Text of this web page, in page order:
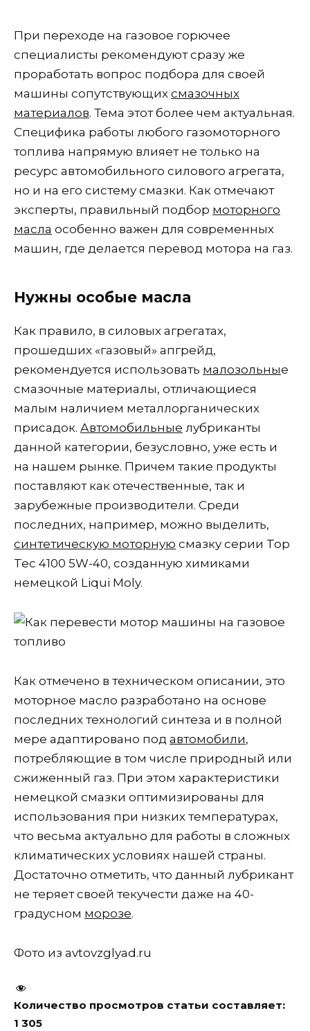
При переходе на газовое горючее
специалисты рекомендуют сразу же
проработать вопрос подбора для своей
машины сопутствующих смазочных
материалов. Тема этот более чем актуальная.
Специфика работы любого газомоторного
топлива напрямую влияет не только на
ресурс автомобильного силового агрегата,
но и на его систему смазки. Как отмечают
эксперты, правильный подбор моторного
масла особенно важен для современных
машин, где делается перевод мотора на газ.
Нужны особые масла
Как правило, в силовых агрегатах,
прошедших «газовый» апгрейд,
рекомендуется использовать малозольные
смазочные материалы, отличающиеся
малым наличием металлорганических
присадок. Автомобильные лубриканты
данной категории, безусловно, уже есть и
на нашем рынке. Причем такие продукты
поставляют как отечественные, так и
зарубежные производители. Среди
последних, например, можно выделить,
синтетическую моторную смазку серии Top
Tec 4100 5W-40, созданную химиками
немецкой Liqui Moly.
Как отмечено в техническом описании, это
моторное масло разработано на основе
последних технологий синтеза и в полной
мере адаптировано под автомобили,
потребляющие в том числе природный или
сжиженный газ. При этом характеристики
немецкой смазки оптимизированы для
использования при низких температурах,
что весьма актуально для работы в сложных
климатических условиях нашей страны.
Достаточно отметить, что данный лубрикант
не теряет своей текучести даже на 40-
градусном морозе.
Фото из avtovzglyad.ru
Количество просмотров статьи составляет:
1 305